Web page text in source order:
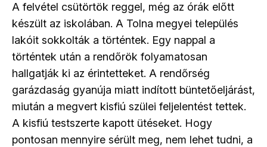
A felvétel csütörtök reggel, még az órák előtt
készült az iskolában. A Tolna megyei település
lakóit sokkolták a történtek. Egy nappal a
történtek után a rendőrök folyamatosan
hallgatják ki az érintetteket. A rendőrség
garázdaság gyanúja miatt indított büntetőeljárást,
miután a megvert kisfiú szülei feljelentést tettek.
A kisfiú testszerte kapott ütéseket. Hogy
pontosan mennyire sérült meg, nem lehet tudni, a